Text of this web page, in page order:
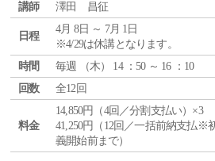
講師 澤田 昌征
日程
4月 8日 ～ 7月 1日
※4/29は休講となります。
時間
毎週 （木） 14 ：50 ～ 16 ：10
回数
全12回
料金
14,850円（4回／分割支払い）×3
41,250円（12回／一括前納支払※
義開始前まで）